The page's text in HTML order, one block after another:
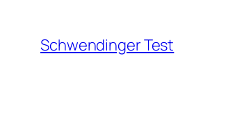
Inhalt
springen
Schwendinger Test